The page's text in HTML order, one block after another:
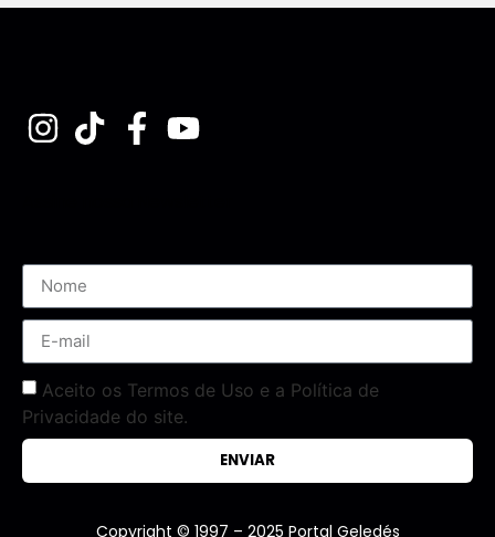
Aceito os Termos de Uso e a Política de
Privacidade do site.
ENVIAR
Copyright © 1997 – 2025 Portal Geledés